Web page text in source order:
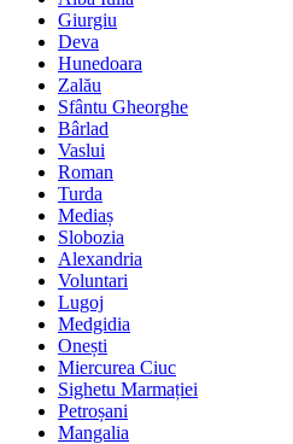
Giurgiu
Deva
Hunedoara
Zalău
Sfântu Gheorghe
Bârlad
Vaslui
Roman
Turda
Mediaș
Slobozia
Alexandria
Voluntari
Lugoj
Medgidia
Onești
Miercurea Ciuc
Sighetu Marmației
Petroșani
Mangalia